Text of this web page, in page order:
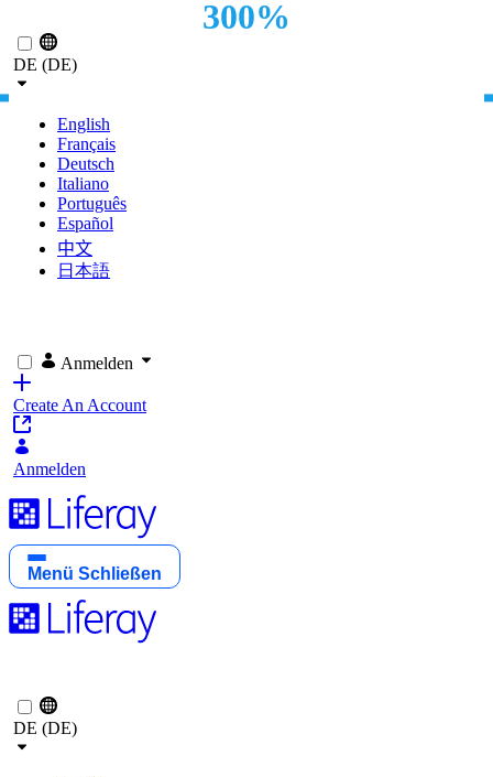
DE (DE)
English
Français
Deutsch
Italiano
Português
Español
中文
日本語
Anmelden
Create An Account
Anmelden
Menü Schließen
DE (DE)
300%